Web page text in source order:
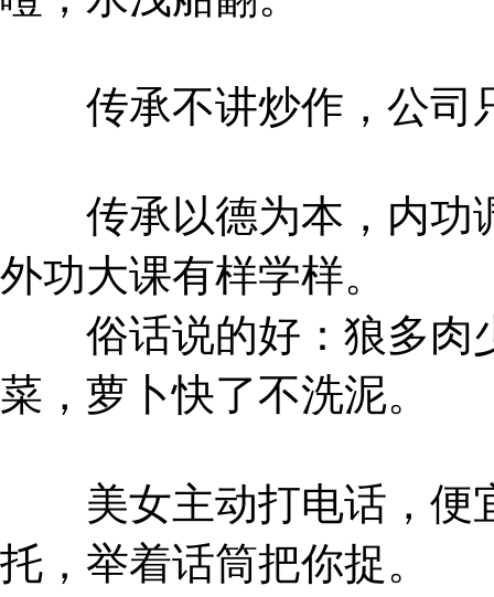
传承不讲炒作，公司
传承以德为本，内功
外功大课有样学样。
俗话说的好：狼多肉
菜，萝卜快了不洗泥。
美女主动打电话，便
托，举着话筒把你捉。